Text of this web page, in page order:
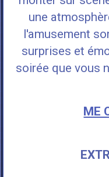
une
l'amusement
surprises et
soirée que vous
ME